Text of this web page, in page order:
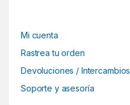
Mi cuenta
Rastrea tu orden
Devoluciones / Intercambios
Soporte y asesoría